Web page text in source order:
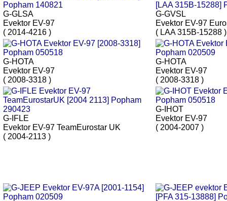
G-GLSA
Evektor EV-97
( 2014-4216 )
G-GVSL
Evektor EV-97
( LAA 315B-15288 )
G-HOTA
Evektor EV-97
( 2008-3318 )
G-HOTA
Evektor EV-97
( 2008-3318 )
G-IFLE
Evektor EV-97 TeamEurostar UK
( 2004-2113 )
G-IHOT
Evektor EV-97
( 2004-2007 )